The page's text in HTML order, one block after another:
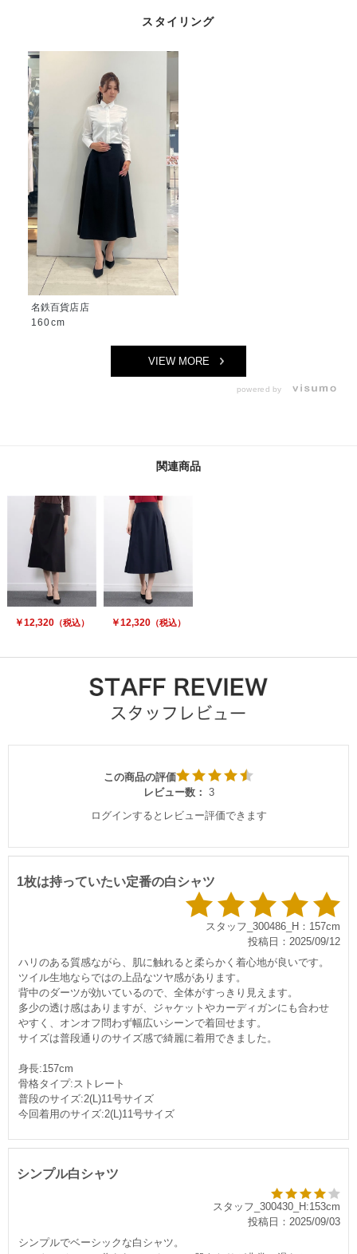
スタイリング
名鉄百貨店店
160cm
VIEW MORE
powered by
関連商品
￥12,320（税込） ￥12,320（税込）
この商品の評価
レビュー数： 3
ログインするとレビュー評価できます
1枚は持っていたい定番の白シャツ
スタッフ_300486_H：157cm
投稿日：2025/09/12
ハリのある質感ながら、肌に触れると柔らかく着心地が良いです。
ツイル生地ならではの上品なツヤ感があります。
背中のダーツが効いているので、全体がすっきり見えます。
多少の透け感はありますが、ジャケットやカーディガンにも合わせ
すく、オンオフ問わず幅広いシーンで着回せます。
サイズは普段通りのサイズ感で綺麗に着用できました。
身長:157cm
骨格タイプ:ストレート
普段のサイズ:2(L)11号サイズ
今回着用のサイズ:2(L)11号サイズ
シンプル白シャツ
スタッフ_300430_H:153cm
投稿日：2025/09/03
シンプルでベーシックな白シャツ。